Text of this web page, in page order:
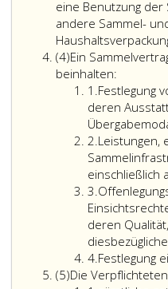
eine Benutzung
andere Sammel-
(4)Absatz
4
Ein
beinhalten:
1.Ziffer
eins
Festlegung
deren
2.Ziffer
2
Leistungen,
einschließlich
3.Ziffer
3
deren
4.Ziffer
4
Festlegung
(5)Absatz
Die